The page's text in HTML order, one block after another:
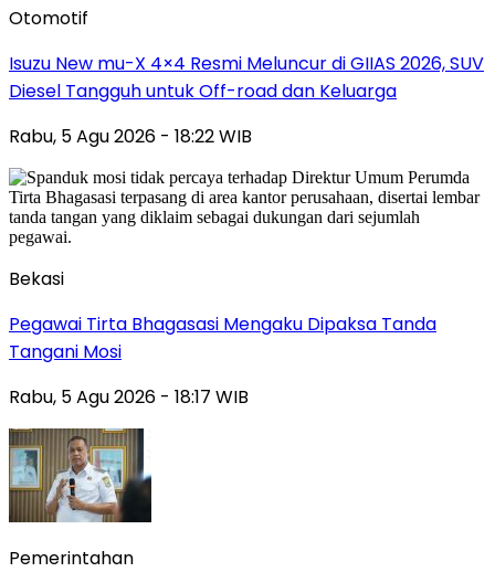
Otomotif
Isuzu New mu-X 4×4 Resmi Meluncur di GIIAS 2026, SUV
Diesel Tangguh untuk Off-road dan Keluarga
Rabu, 5 Agu 2026 - 18:22 WIB
Bekasi
Pegawai Tirta Bhagasasi Mengaku Dipaksa Tanda
Tangani Mosi
Rabu, 5 Agu 2026 - 18:17 WIB
Pemerintahan